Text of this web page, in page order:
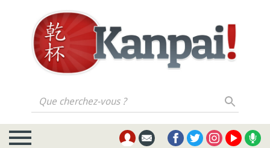
Que cherchez-vous ?